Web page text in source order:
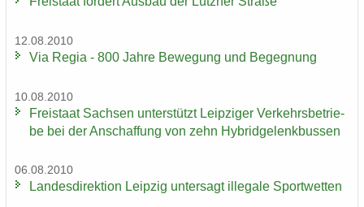
12.08.2010
Via Regia - 800 Jahre Be­we­gung und Be­geg­nung
10.08.2010
Frei­staat Sach­sen un­ter­stützt Leip­zi­ger Ver­kehrs­be­trie­
be bei der An­schaf­fung von zehn Hy­brid­ge­lenk­bus­sen
06.08.2010
Lan­des­di­rek­ti­on Leip­zig un­ter­sagt il­le­ga­le Sport­wet­ten